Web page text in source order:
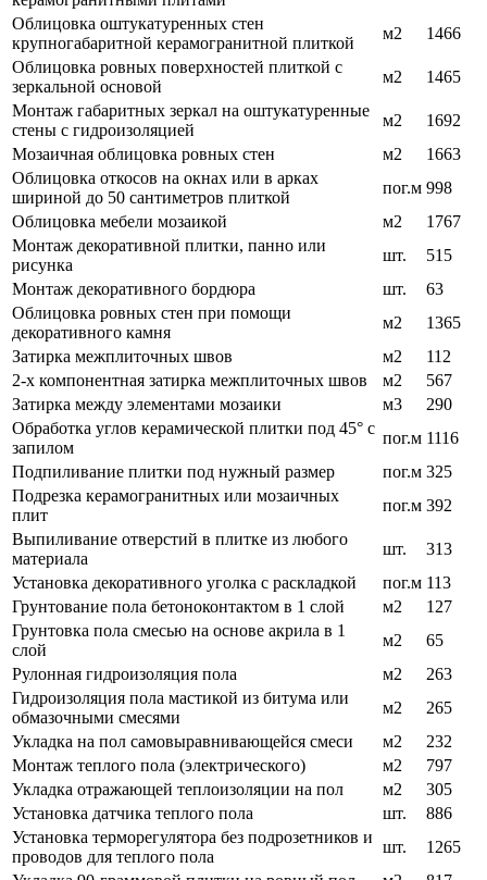
Облицовка оштукатуренных стен
крупногабаритной керамогранитной плиткой
м2
1466
Облицовка ровных поверхностей плиткой с
зеркальной основой
м2
1465
Монтаж габаритных зеркал на оштукатуренные
стены с гидроизоляцией
м2
1692
Мозаичная облицовка ровных стен
м2
1663
Облицовка откосов на окнах или в арках
шириной до 50 сантиметров плиткой
пог.м 998
Облицовка мебели мозаикой
м2
1767
Монтаж декоративной плитки, панно или
рисунка
шт.
515
Монтаж декоративного бордюра
шт.
63
Облицовка ровных стен при помощи
декоративного камня
м2
1365
Затирка межплиточных швов
м2
112
2-х компонентная затирка межплиточных швов
м2
567
Затирка между элементами мозаики
м3
290
Обработка углов керамической плитки под 45° с
запилом
пог.м 1116
Подпиливание плитки под нужный размер
пог.м 325
Подрезка керамогранитных или мозаичных
плит
пог.м 392
Выпиливание отверстий в плитке из любого
материала
шт.
313
Установка декоративного уголка с раскладкой
пог.м 113
Грунтование пола бетоноконтактом в 1 слой
м2
127
Грунтовка пола смесью на основе акрила в 1
слой
м2
65
Рулонная гидроизоляция пола
м2
263
Гидроизоляция пола мастикой из битума или
обмазочными смесями
м2
265
Укладка на пол самовыравнивающейся смеси
м2
232
Монтаж теплого пола (электрического)
м2
797
Укладка отражающей теплоизоляции на пол
м2
305
Установка датчика теплого пола
шт.
886
Установка терморегулятора без подрозетников и
проводов для теплого пола
шт.
1265